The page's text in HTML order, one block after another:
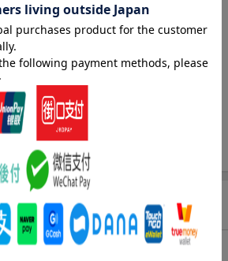
三木環奈(著)
大洋図書
96p
9784813076445